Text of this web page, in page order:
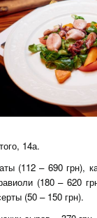
14а.
(112 – 690 грн),
(180 – 620
(50 – 150 грн).